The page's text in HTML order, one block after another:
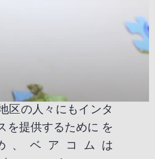
区の人々にもインタ
を提供するために を
、ベアコムは